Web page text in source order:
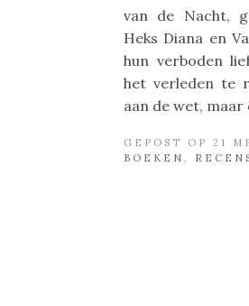
van de Nacht,
Heks Diana en
hun verboden
het verleden te
aan de wet, maar
GEPOST OP 21
BOEKEN ,